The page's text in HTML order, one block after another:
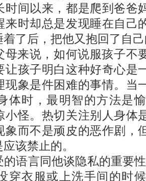
时间以来，都是爬到爸爸
来时却总是发现睡在自己
了后，把他又抱回了自
来说，如何说服孩子不
让孩子明白这种好奇心是
现象是件困难的事情。当
体时，最明智的方法是
小怪。热切关注别人身体
象而不是顽皮的恶作剧，
该禁止的。
语言同他谈隐私的重要
穿衣服或上洗手间的时